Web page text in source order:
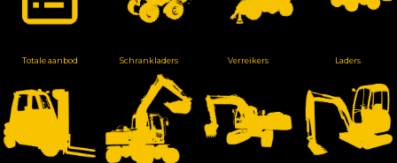
Totale aanbod Schrankladers Verreikers Laders